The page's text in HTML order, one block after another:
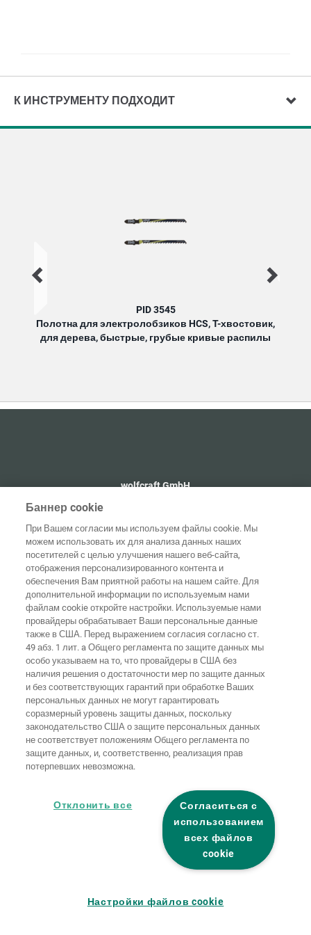
К ИНСТРУМЕНТУ ПОДХОДИТ
PID 3545
Полотна для электролобзиков HCS, T-хвостовик,
для дерева, быстрые, грубые кривые распилы
wolfcraft GmbH
Wolffstraße 1
56746 Kempenich
Домашняя
страница Контакты
Выходные Защита
Общие
условия
ведения
бизнеса
Правила по
файлам
"cookie"
Заявление о
безбарьерности
Баннер cookie
При Вашем согласии мы используем файлы cookie. Мы
можем использовать их для анализа данных наших
посетителей с целью улучшения нашего веб-сайта,
отображения персонализированного контента и
обеспечения Вам приятной работы на нашем сайте. Для
дополнительной информации по используемым нами
файлам cookie откройте настройки. Используемые нами
провайдеры обрабатывает Ваши персональные данные
также в США. Перед выражением согласия согласно ст.
49 абз. 1 лит. a Общего регламента по защите данных мы
особо указываем на то, что провайдеры в США без
наличия решения о достаточности мер по защите данных
и без соответствующих гарантий при обработке Ваших
персональных данных не могут гарантировать
соразмерный уровень защиты данных, поскольку
законодательство США о защите персональных данных
не соответствует положениям Общего регламента по
защите данных, и, соответственно, реализация прав
потерпевших невозможна.
Согласиться с
использованием
всех файлов
cookie
Отклонить все
Настройки файлов cookie